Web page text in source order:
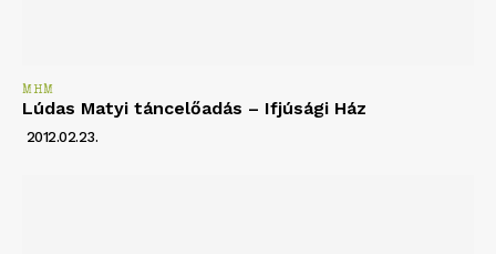
MHM
Lúdas Matyi táncelőadás – Ifjúsági Ház
2012.02.23.